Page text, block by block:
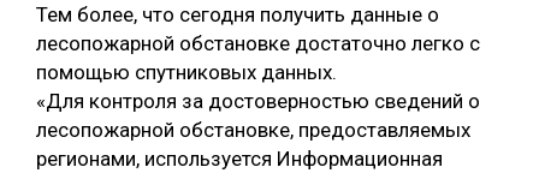
Тем более, что сегодня получить данные о
лесопожарной обстановке достаточно легко с
помощью спутниковых данных.
«Для контроля за достоверностью сведений о
лесопожарной обстановке, предоставляемых
регионами, используется Информационная